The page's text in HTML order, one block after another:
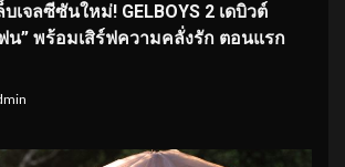
บเจลซีซันใหม่! GELBOYS 2 เดบิวต์
น” พร้อมเสิร์ฟความคลั่งรัก ตอนแรก